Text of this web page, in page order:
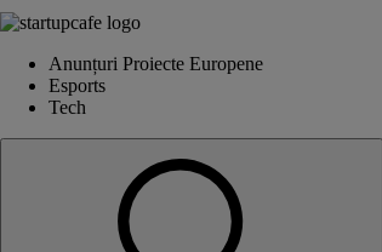
Anunțuri Proiecte Europene
Esports
Tech